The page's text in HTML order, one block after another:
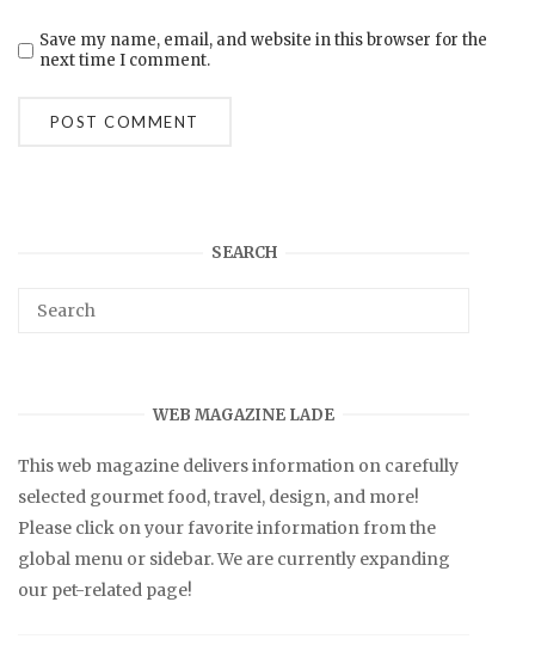
Save my name, email, and website in this browser for the
next time I comment.
SEARCH
WEB MAGAZINE LADE
This web magazine delivers information on carefully
selected gourmet food, travel, design, and more!
Please click on your favorite information from the
global menu or sidebar. We are currently expanding
our pet-related page!